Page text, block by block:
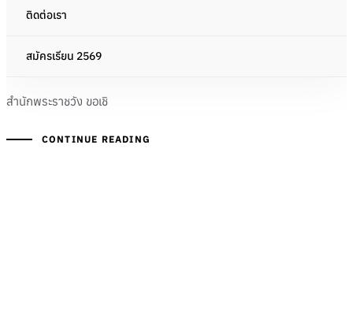
ติดต่อเรา
สมัครเรียน 2569
ขอเชิญชวนประชาชนร่วมลงนามถวายพระพร
วันเฉลิมพระชนมพรรษา วันที่ ๒๘ กรกฎาคม ๒๕๖๘
สำนักพระราชวัง ขอเชิ
CONTINUE READING